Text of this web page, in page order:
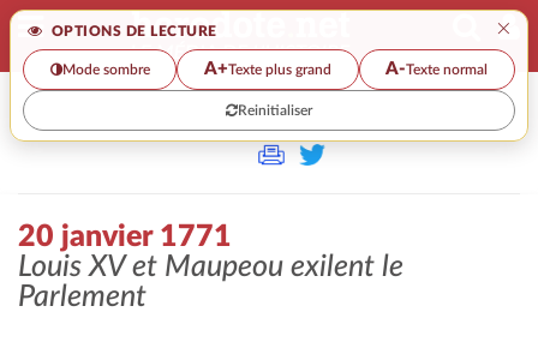
OPTIONS DE LECTURE ×
Mode sombre A+Texte plus grand A-Texte normal
Reinitialiser
>
20 janvier 1771
Louis XV et Maupeou exilent le
Parlement